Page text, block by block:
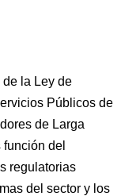
la Ley de
Públicos de
de Larga
del
regulatorias
del sector y los